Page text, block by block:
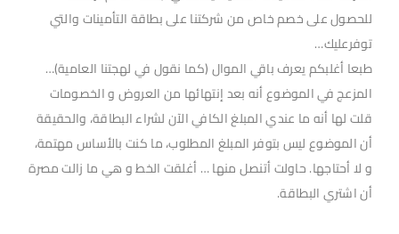
للحصول على خصم خاص من شركتنا على بطاقة التأمينات والتي
توفرعليك…
طبعا أغلبكم يعرف باقي الموال (كما نقول في لهجتنا العامية)…
المزعج في الموضوع أنه بعد إنتهائها من العروض و الخصومات
قلت لها أنه ما عندي المبلغ الكافي الآن لشراء البطاقة، والحقيقة
أن الموضوع ليس بتوفر المبلغ المطلوب، ما كنت بالأساس مهتمة،
و لا أحتاجها. حاولت أتنصل منها … أغلقت الخط و هي ما زالت مصرة
أن اشتري البطاقة.